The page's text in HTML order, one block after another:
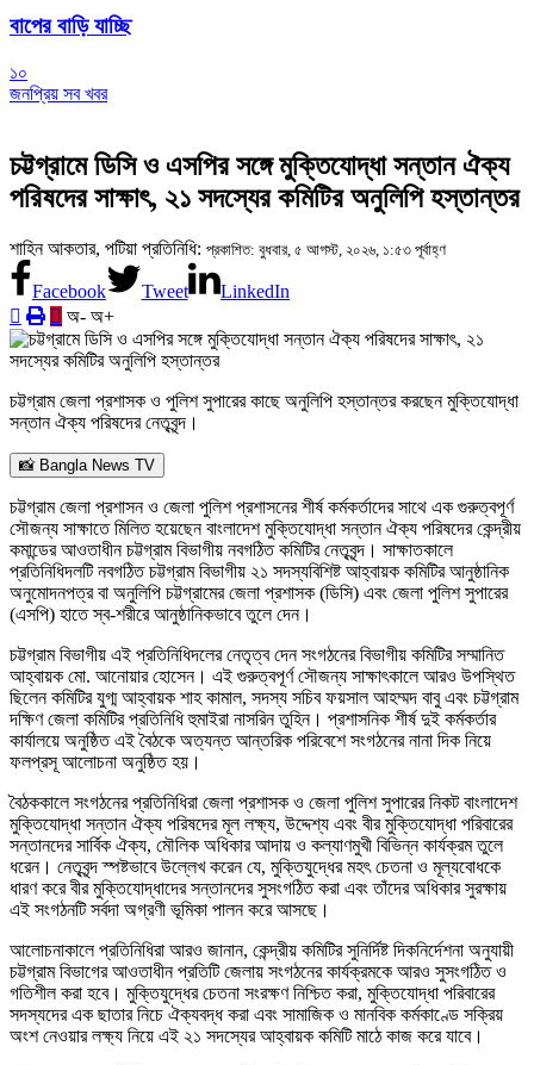
বাপের বাড়ি যাচ্ছি
১০
জনপ্রিয় সব খবর
চট্টগ্রামে ডিসি ও এসপির সঙ্গে মুক্তিযোদ্ধা সন্তান ঐক্য
পরিষদের সাক্ষাৎ, ২১ সদস্যের কমিটির অনুলিপি হস্তান্তর
শাহিন আকতার, পটিয়া প্রতিনিধি: প্রকাশিত: বুধবার, ৫ আগস্ট, ২০২৬, ১:৫৩ পূর্বাহ্ণ
Facebook Tweet
LinkedIn
অ- অ+
চট্টগ্রাম জেলা প্রশাসক ও পুলিশ সুপারের কাছে অনুলিপি হস্তান্তর করছেন মুক্তিযোদ্ধা
সন্তান ঐক্য পরিষদের নেতৃবৃন্দ।
📸 Bangla News TV
চট্টগ্রাম জেলা প্রশাসন ও জেলা পুলিশ প্রশাসনের শীর্ষ কর্মকর্তাদের সাথে এক গুরুত্বপূর্ণ
সৌজন্য সাক্ষাতে মিলিত হয়েছেন বাংলাদেশ মুক্তিযোদ্ধা সন্তান ঐক্য পরিষদের কেন্দ্রীয়
কমান্ডের আওতাধীন চট্টগ্রাম বিভাগীয় নবগঠিত কমিটির নেতৃবৃন্দ। সাক্ষাতকালে
প্রতিনিধিদলটি নবগঠিত চট্টগ্রাম বিভাগীয় ২১ সদস্যবিশিষ্ট আহ্বায়ক কমিটির আনুষ্ঠানিক
অনুমোদনপত্র বা অনুলিপি চট্টগ্রামের জেলা প্রশাসক (ডিসি) এবং জেলা পুলিশ সুপারের
(এসপি) হাতে স্ব-শরীরে আনুষ্ঠানিকভাবে তুলে দেন।
চট্টগ্রাম বিভাগীয় এই প্রতিনিধিদলের নেতৃত্ব দেন সংগঠনের বিভাগীয় কমিটির সম্মানিত
আহ্বায়ক মো. আনোয়ার হোসেন। এই গুরুত্বপূর্ণ সৌজন্য সাক্ষাৎকালে আরও উপস্থিত
ছিলেন কমিটির যুগ্ম আহ্বায়ক শাহ কামাল, সদস্য সচিব ফয়সাল আহম্মদ বাবু এবং চট্টগ্রাম
দক্ষিণ জেলা কমিটির প্রতিনিধি হুমাইরা নাসরিন তুহিন। প্রশাসনিক শীর্ষ দুই কর্মকর্তার
কার্যালয়ে অনুষ্ঠিত এই বৈঠকে অত্যন্ত আন্তরিক পরিবেশে সংগঠনের নানা দিক নিয়ে
ফলপ্রসূ আলোচনা অনুষ্ঠিত হয়।
বৈঠককালে সংগঠনের প্রতিনিধিরা জেলা প্রশাসক ও জেলা পুলিশ সুপারের নিকট বাংলাদেশ
মুক্তিযোদ্ধা সন্তান ঐক্য পরিষদের মূল লক্ষ্য, উদ্দেশ্য এবং বীর মুক্তিযোদ্ধা পরিবারের
সন্তানদের সার্বিক ঐক্য, মৌলিক অধিকার আদায় ও কল্যাণমুখী বিভিন্ন কার্যক্রম তুলে
ধরেন। নেতৃবৃন্দ স্পষ্টভাবে উল্লেখ করেন যে, মুক্তিযুদ্ধের মহৎ চেতনা ও মূল্যবোধকে
ধারণ করে বীর মুক্তিযোদ্ধাদের সন্তানদের সুসংগঠিত করা এবং তাঁদের অধিকার সুরক্ষায়
এই সংগঠনটি সর্বদা অগ্রণী ভূমিকা পালন করে আসছে।
আলোচনাকালে প্রতিনিধিরা আরও জানান, কেন্দ্রীয় কমিটির সুনির্দিষ্ট দিকনির্দেশনা অনুযায়ী
চট্টগ্রাম বিভাগের আওতাধীন প্রতিটি জেলায় সংগঠনের কার্যক্রমকে আরও সুসংগঠিত ও
গতিশীল করা হবে। মুক্তিযুদ্ধের চেতনা সংরক্ষণ নিশ্চিত করা, মুক্তিযোদ্ধা পরিবারের
সদস্যদের এক ছাতার নিচে ঐক্যবদ্ধ করা এবং সামাজিক ও মানবিক কর্মকাণ্ডে সক্রিয়
অংশ নেওয়ার লক্ষ্য নিয়ে এই ২১ সদস্যের আহ্বায়ক কমিটি মাঠে কাজ করে যাবে।